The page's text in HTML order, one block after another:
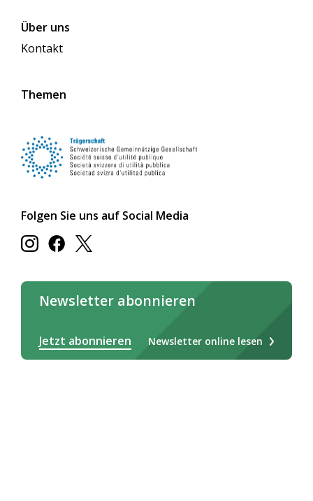
Über uns
Kontakt
Themen
Folgen Sie uns auf Social Media
Newsletter abonnieren
Jetzt abonnieren Newsletter online lesen